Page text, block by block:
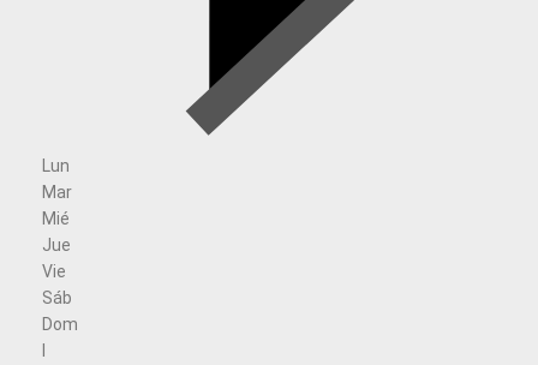
Lun
Mar
Mié
Jue
Vie
Sáb
Dom